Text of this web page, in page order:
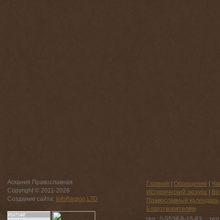
Аскания Православная
Copyright © 2011-2026
Создание сайта: InfoRegion,LTD
Главная Обращение
Исторический экскурс
Православный календарь
Благотворителям